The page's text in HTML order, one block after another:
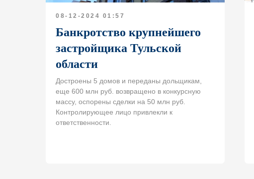
08-12-2024 01:57
Банкротство крупнейшего
застройщика Тульской
области
Достроены 5 домов и переданы дольщикам,
еще 600 млн руб. возвращено в конкурсную
массу, оспорены сделки на 50 млн руб.
Контролирующее лицо привлекли к
ответственности.